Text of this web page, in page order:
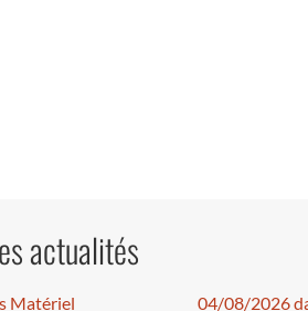
actualités
Matériel 04/08/2026